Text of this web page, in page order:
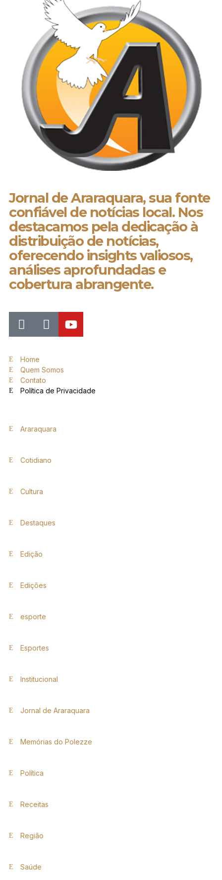
Jornal de Araraquara, sua fonte
confiável de notícias local. Nos
destacamos pela dedicação à
distribuição de notícias,
oferecendo insights valiosos,
análises aprofundadas e
cobertura abrangente.
Home
Quem Somos
Contato
Política de Privacidade
Araraquara
Cotidiano
Cultura
Destaques
Edição
Edições
esporte
Esportes
Institucional
Jornal de Araraquara
Memórias do Polezze
Política
Receitas
Região
Saúde